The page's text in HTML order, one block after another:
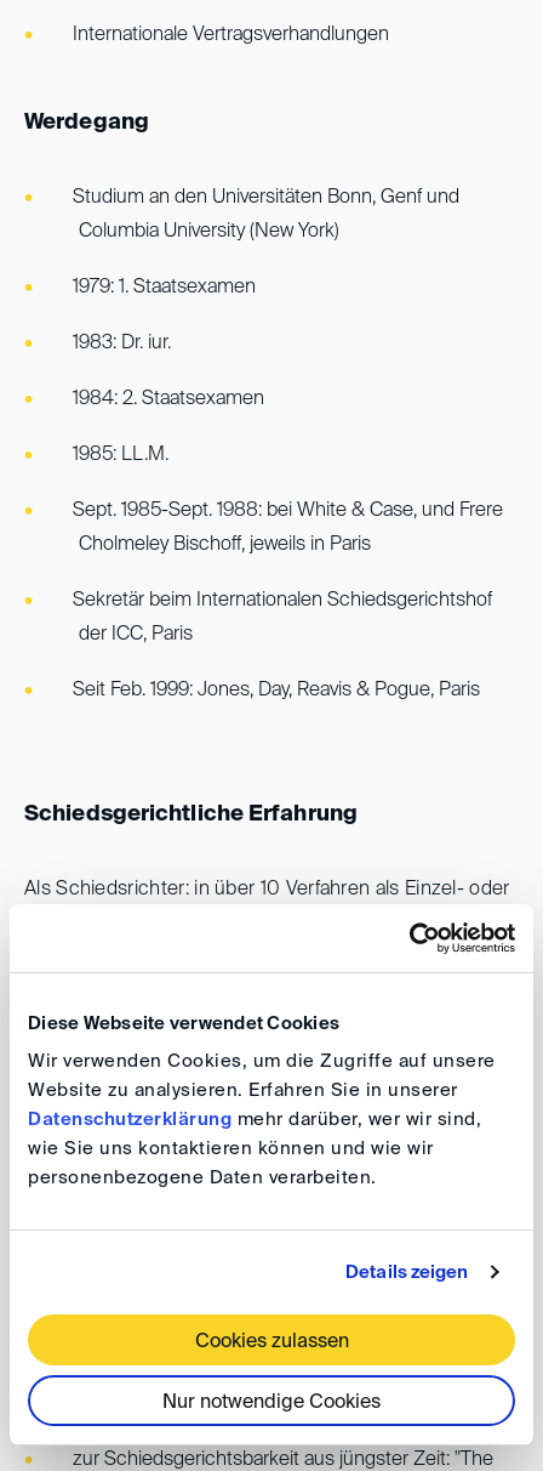
Diese Webseite verwendet Cookies
Wir verwenden Cookies, um die Zugriffe auf unsere
Website zu analysieren. Erfahren Sie in unserer
Datenschutzerklärung mehr darüber, wer wir sind,
wie Sie uns kontaktieren können und wie wir
personenbezogene Daten verarbeiten.
Details zeigen
Cookies zulassen
Nur notwendige Cookies
Internationale Vertragsverhandlungen
Werdegang
Studium an den Universitäten Bonn, Genf und
Columbia University (New York)
1979: 1. Staatsexamen
1983: Dr. iur.
1984: 2. Staatsexamen
1985: LL.M.
Sept. 1985-Sept. 1988: bei White & Case, und Frere
Cholmeley Bischoff, jeweils in Paris
Sekretär beim Internationalen Schiedsgerichtshof
der ICC, Paris
Seit Feb. 1999: Jones, Day, Reavis & Pogue, Paris
Schiedsgerichtliche Erfahrung
Als Schiedsrichter: in über 10 Verfahren als Einzel- oder
parteiernannter Schiedsrichter, sowie als Obmann tätig
(ad hoc sowie gemäß Schiedsordnungen der ICC,
Larnaca, Genf, Hamburg, Wien und Paris als
Schiedsorten); Als Parteivertreter: in über 50
internationalen Verfahren, sowie in 3 DIS-Verfahren als
"lead counsel" tätig; Gegenstand der
Straßen- und Gebäudebau; Handelsverträge jeglicher
Art, u.a. aus Pharma-, Lebensmittel-, Banken- und
Publikationen
zur Schiedsgerichtsbarkeit aus jüngster Zeit: "The